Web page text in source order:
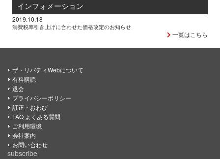
インフォメーション
2019.10.18
消費税率引き上げに合わせた価格改定のお知らせ
一覧はこちら
ザ・リバティWebについて
有料購読
退会
プライバシーポリシー
訂正・おわび
FAQ よくある質問
ご利用環境
会社案内
お問い合わせ
subscribe